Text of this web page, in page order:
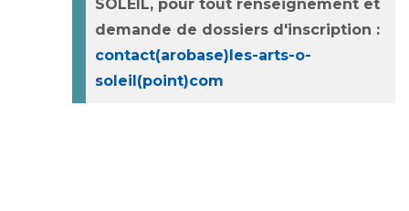
SOLEIL, pour tout renseignement et
demande de dossiers d'inscription :
contact(arobase)les-arts-o-
soleil(point)com